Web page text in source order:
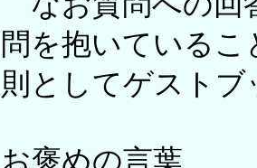
問を抱いている
則としてゲスト
お褒めの言葉